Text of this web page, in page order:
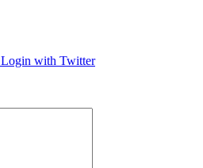
Login with Twitter